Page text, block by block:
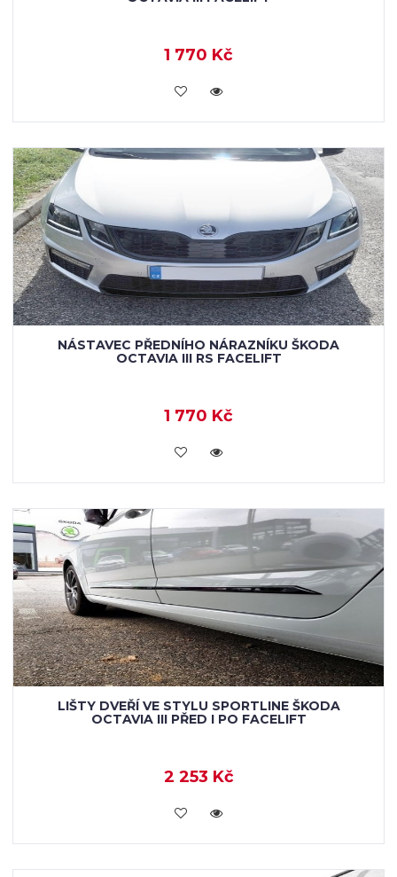
1 770 Kč
KOUPIT
NÁSTAVEC PŘEDNÍHO NÁRAZNÍKU ŠKODA
OCTAVIA III RS FACELIFT
1 770 Kč
KOUPIT
LIŠTY DVEŘÍ VE STYLU SPORTLINE ŠKODA
OCTAVIA III PŘED I PO FACELIFT
2 253 Kč
KOUPIT